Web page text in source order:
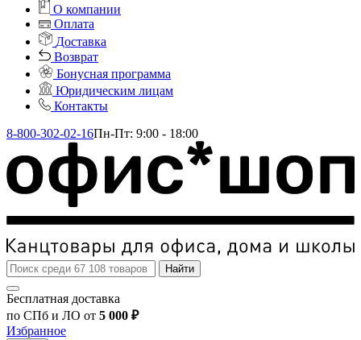
О компании
Оплата
Доставка
Возврат
Бонусная программа
Юридическим лицам
Контакты
8-800-302-02-16Пн-Пт: 9:00 - 18:00
Найти
Бесплатная доставка
по СПб и ЛО от 5 000 ₽
Избранное